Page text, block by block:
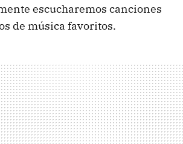
escucharemos canciones
de música favoritos.